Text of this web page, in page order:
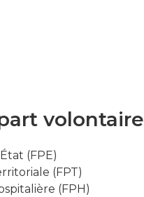
volontaire
(FPE)
(FPT)
(FPH)